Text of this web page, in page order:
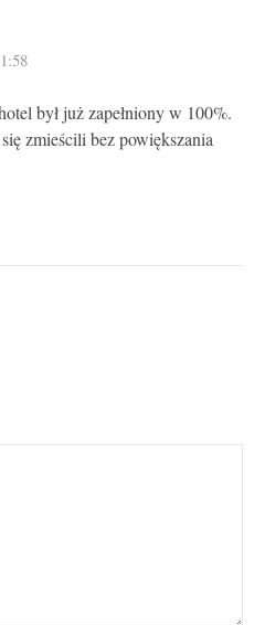
był już zapełniony w 100%.
zmieścili bez powiększania